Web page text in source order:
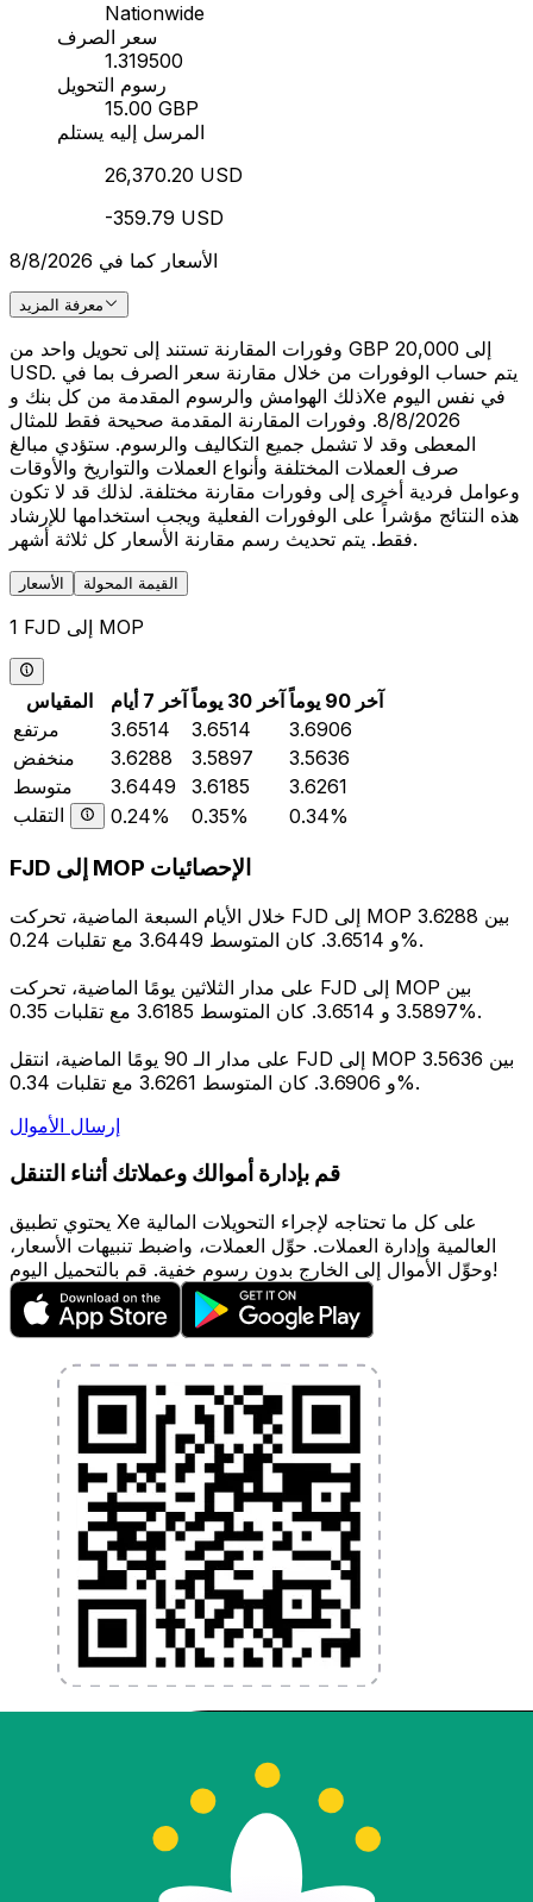
Nationwide
سعر الصرف
1.319500
رسوم التحويل
15.00 GBP
المرسل إليه يستلم
26,370.20 USD
-359.79 USD
الأسعار كما في 8/8/2026
معرفة المزيد
وفورات المقارنة تستند إلى تحويل واحد من GBP 20,000 إلى
USD. يتم حساب الوفورات من خلال مقارنة سعر الصرف بما في
ذلك الهوامش والرسوم المقدمة من كل بنك وXe في نفس اليوم
8/8/2026. وفورات المقارنة المقدمة صحيحة فقط للمثال
المعطى وقد لا تشمل جميع التكاليف والرسوم. ستؤدي مبالغ
صرف العملات المختلفة وأنواع العملات والتواريخ والأوقات
وعوامل فردية أخرى إلى وفورات مقارنة مختلفة. لذلك قد لا تكون
هذه النتائج مؤشراً على الوفورات الفعلية ويجب استخدامها للإرشاد
فقط. يتم تحديث رسم مقارنة الأسعار كل ثلاثة أشهر.
الأسعار القيمة المحولة
1 FJD إلى MOP
المقياس آخر 7 أيام آخر 30 يوماً
آخر 90 يوماً
مرتفع
3.6514 3.6514
3.6906
منخفض
3.6288 3.5897
3.5636
متوسط
3.6449 3.6185
3.6261
التقلب
0.24% 0.35% 0.34%
FJD إلى MOP الإحصائيات
خلال الأيام السبعة الماضية، تحركت FJD إلى MOP بين 3.6288
و 3.6514. كان المتوسط 3.6449 مع تقلبات 0.24%.
على مدار الثلاثين يومًا الماضية، تحركت FJD إلى MOP بين
3.5897 و 3.6514. كان المتوسط 3.6185 مع تقلبات 0.35%.
على مدار الـ 90 يومًا الماضية، انتقل FJD إلى MOP بين 3.5636
و 3.6906. كان المتوسط 3.6261 مع تقلبات 0.34%.
إرسال الأموال
قم بإدارة أموالك وعملاتك أثناء التنقل
يحتوي تطبيق Xe على كل ما تحتاجه لإجراء التحويلات المالية
العالمية وإدارة العملات. حوِّل العملات، واضبط تنبيهات الأسعار،
وحوِّل الأموال إلى الخارج بدون رسوم خفية. قم بالتحميل اليوم!